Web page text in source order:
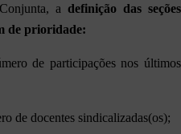
a definição das seções
de prioridade:
de participações nos últimos
de docentes sindicalizadas(os);